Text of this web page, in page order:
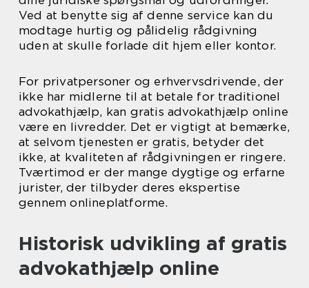
Ved at benytte sig af denne service kan du
modtage hurtig og pålidelig rådgivning
uden at skulle forlade dit hjem eller kontor.
For privatpersoner og erhvervsdrivende, der
ikke har midlerne til at betale for traditionel
advokathjælp, kan gratis advokathjælp online
være en livredder. Det er vigtigt at bemærke,
at selvom tjenesten er gratis, betyder det
ikke, at kvaliteten af rådgivningen er ringere.
Tværtimod er der mange dygtige og erfarne
jurister, der tilbyder deres ekspertise
gennem onlineplatforme.
Historisk udvikling af gratis
advokathjælp online